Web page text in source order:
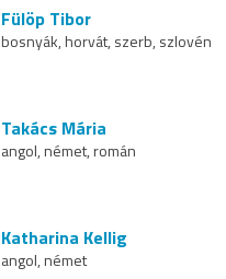
Fülöp Tibor
bosnyák, horvát, szerb, szlovén
Takács Mária
angol, német, román
Katharina Kellig
angol, német